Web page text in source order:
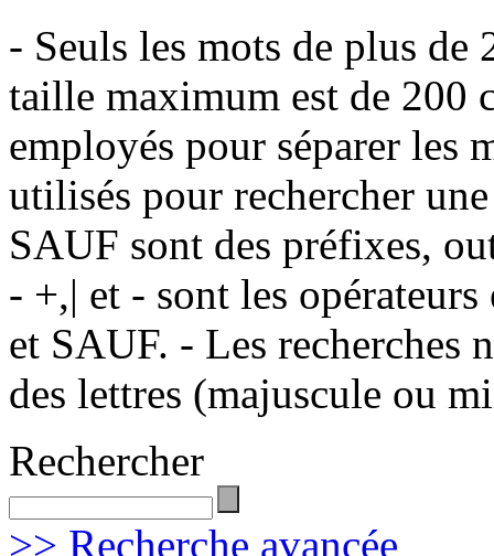
- Seuls les mots de plus de
taille maximum est de 200
employés pour séparer les
utilisés pour rechercher
SAUF sont des préfixes,
- +,| et - sont les
et SAUF. - Les recherches
des lettres (majuscule ou
Rechercher
>> Recherche avancée